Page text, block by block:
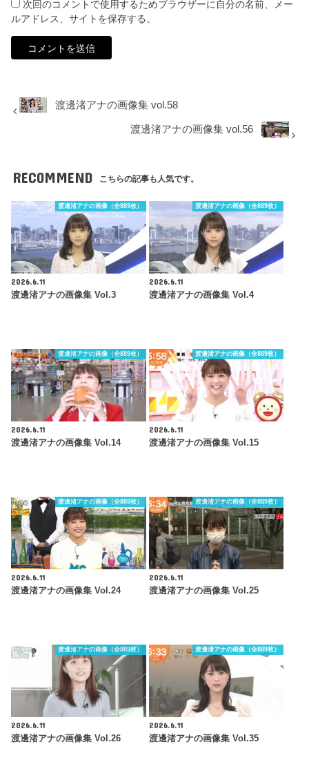
次回のコメントで使用するためブラウザーに自分の名前、メー
ルアドレス、サイトを保存する。
渡邊渚アナの画像集 vol.58
渡邊渚アナの画像集 vol.56
RECOMMEND こちらの記事も人気です。
渡邊渚アナの画像（全889枚）
2026.6.11
渡邊渚アナの画像集 Vol.3
渡邊渚アナの画像（全889枚）
2026.6.11
渡邊渚アナの画像集 Vol.4
渡邊渚アナの画像（全889枚）
2026.6.11
渡邊渚アナの画像集 Vol.14
渡邊渚アナの画像（全889枚）
2026.6.11
渡邊渚アナの画像集 Vol.15
渡邊渚アナの画像（全889枚）
2026.6.11
渡邊渚アナの画像集 Vol.24
渡邊渚アナの画像（全889枚）
2026.6.11
渡邊渚アナの画像集 Vol.25
渡邊渚アナの画像（全889枚）
2026.6.11
渡邊渚アナの画像集 Vol.26
渡邊渚アナの画像（全889枚）
2026.6.11
渡邊渚アナの画像集 Vol.35